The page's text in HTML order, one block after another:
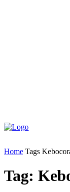
Home Tags
Tag: